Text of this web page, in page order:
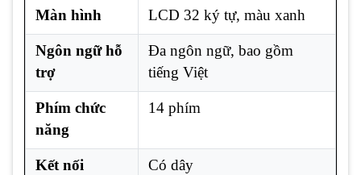
Màn hình LCD 32 ký tự, màu xanh
Ngôn ngữ hỗ
trợ
Đa ngôn ngữ, bao gồm
tiếng Việt
Phím chức
năng
14 phím
Kết nối Có dây